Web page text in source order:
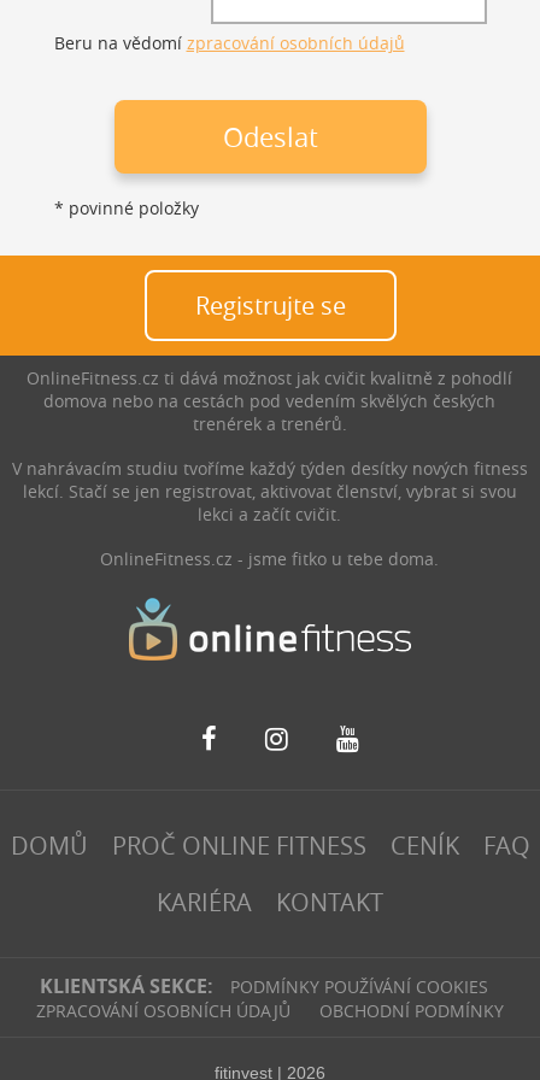
Beru na vědomí zpracování osobních údajů
Odeslat
* povinné položky
registrujte se
OnlineFitness.cz ti dává možnost jak cvičit kvalitně z pohodlí
domova nebo na cestách pod vedením skvělých českých
trenérek a trenérů.
V nahrávacím studiu tvoříme každý týden desítky nových fitness
lekcí. Stačí se jen registrovat, aktivovat členství, vybrat si svou
lekci a začít cvičit.
OnlineFitness.cz - jsme fitko u tebe doma.
DOMŮ PROČ ONLINE FITNESS CENÍK
FAQ
KARIÉRA
KONTAKT
KLIENTSKÁ SEKCE:
PODMÍNKY POUŽÍVÁNÍ COOKIES
ZPRACOVÁNÍ OSOBNÍCH ÚDAJŮ
OBCHODNÍ PODMÍNKY
fitinvest | 2026